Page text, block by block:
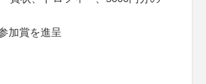
加賞を進呈